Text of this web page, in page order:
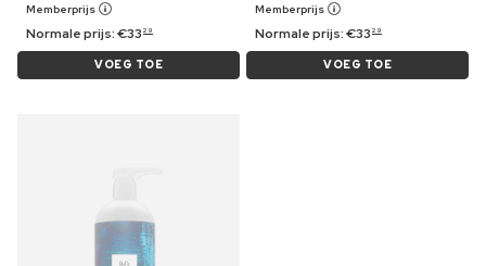
Memberprijs
Normale prijs:€33 29
VOEG TOE
Memberprijs
Normale prijs:€33 29
VOEG TOE